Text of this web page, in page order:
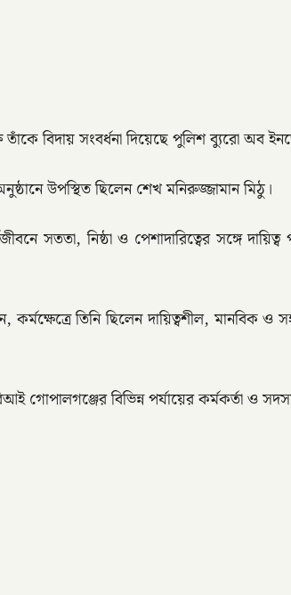
বিদায় সংবর্ধনা দিয়েছে পুলিশ ব্যুরো অব
উপস্থিত ছিলেন শেখ মনিরুজ্জামান মিঠু।
সততা, নিষ্ঠা ও পেশাদারিত্বের সঙ্গে
কর্মক্ষেত্রে তিনি ছিলেন দায়িত্বশীল,
গোপালগঞ্জের বিভিন্ন পর্যায়ের কর্মকর্তা ও